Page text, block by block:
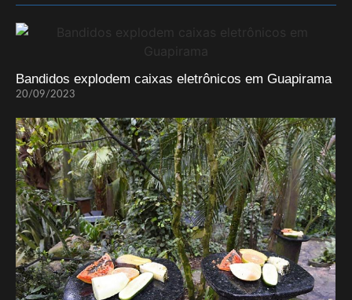
Bandidos explodem caixas eletrônicos em Guapirama
20/09/2023